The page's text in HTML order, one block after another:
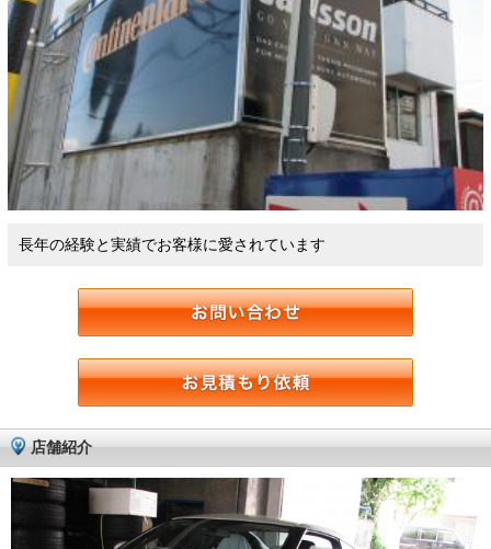
長年の経験と実績でお客様に愛されています
店舗紹介